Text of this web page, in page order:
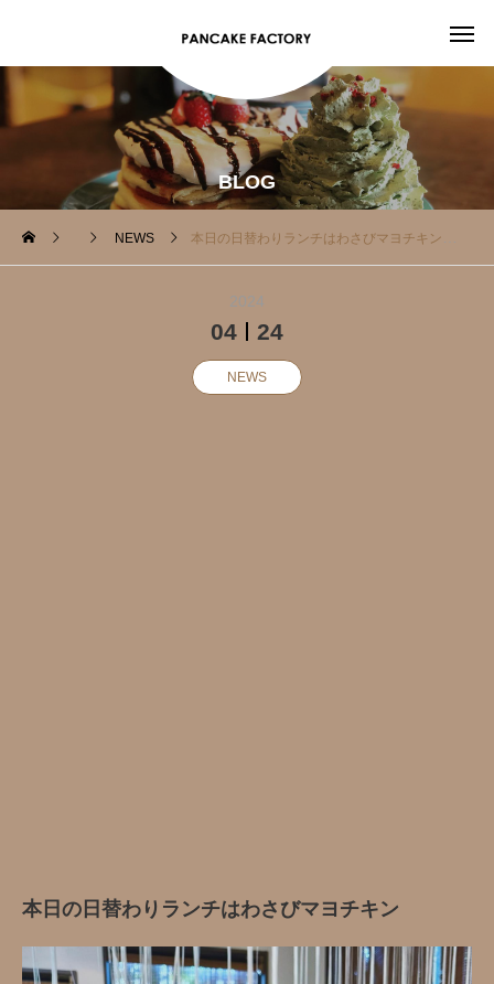
BLOG
NEWS 本日の日替わりランチはわさびマヨチキン
2024
04 24
NEWS
本日の日替わりランチはわさびマヨチキン